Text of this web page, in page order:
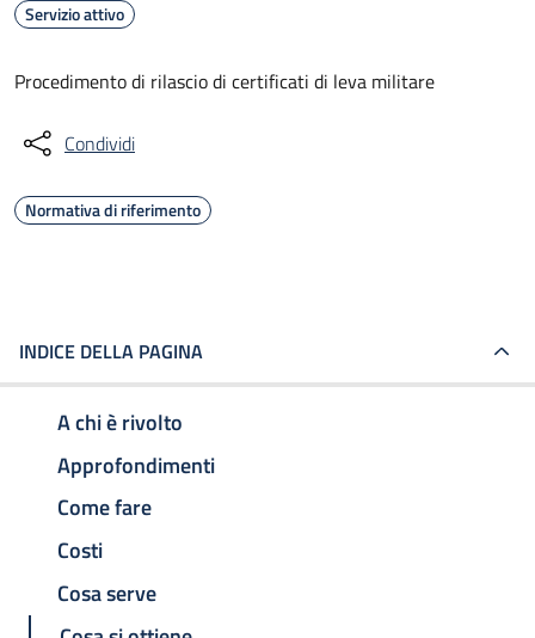
Servizio attivo
Procedimento di rilascio di certificati di leva militare
Condividi
Normativa di riferimento
INDICE DELLA PAGINA
A chi è rivolto
Approfondimenti
Come fare
Costi
Cosa serve